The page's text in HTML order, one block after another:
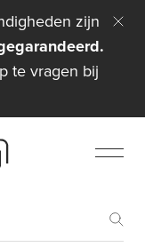
zijn
te vragen bij